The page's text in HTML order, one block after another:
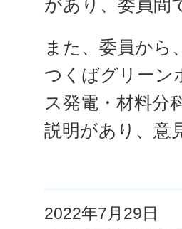
があり、委員間
また、委員から
つくばグリーン
ス発電・材料分
説明があり、意
2022年7月29日